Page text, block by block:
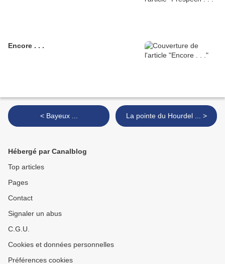
Encore . . .
< Bayeux ... La pointe du Hourdel ... >
Hébergé par Canalblog
Top articles
Pages
Contact
Signaler un abus
C.G.U.
Cookies et données personnelles
Préférences cookies